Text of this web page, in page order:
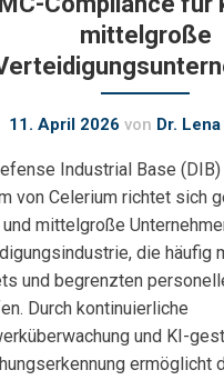
mittelgroße
11. April 2026 von Dr.
Industrial Base
von Celerium richtet sich
mittelgroße
die häufig
und begrenzten
Durch kontinuierliche
und KI-
ermöglicht